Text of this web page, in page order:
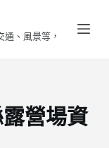
、風景等，
營場資